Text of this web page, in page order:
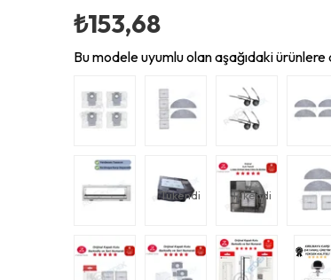
₺153,68
Bu modele uyumlu olan aşağıdaki
Tükendi Tükendi